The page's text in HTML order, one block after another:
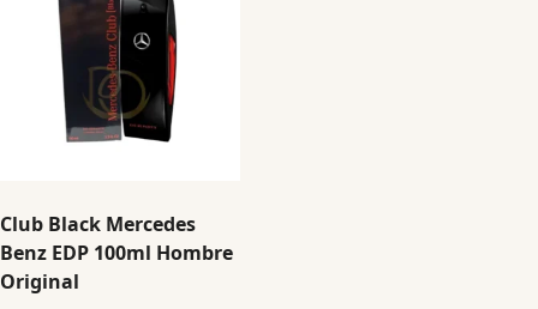
Club Black Mercedes
Benz EDP 100ml Hombre
Original